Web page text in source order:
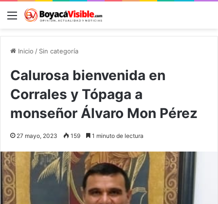
Menú
Inicio / Sin categoría
Calurosa bienvenida en
Corrales y Tópaga a
monseñor Álvaro Mon Pérez
27 mayo, 2023 159 1 minuto de lectura